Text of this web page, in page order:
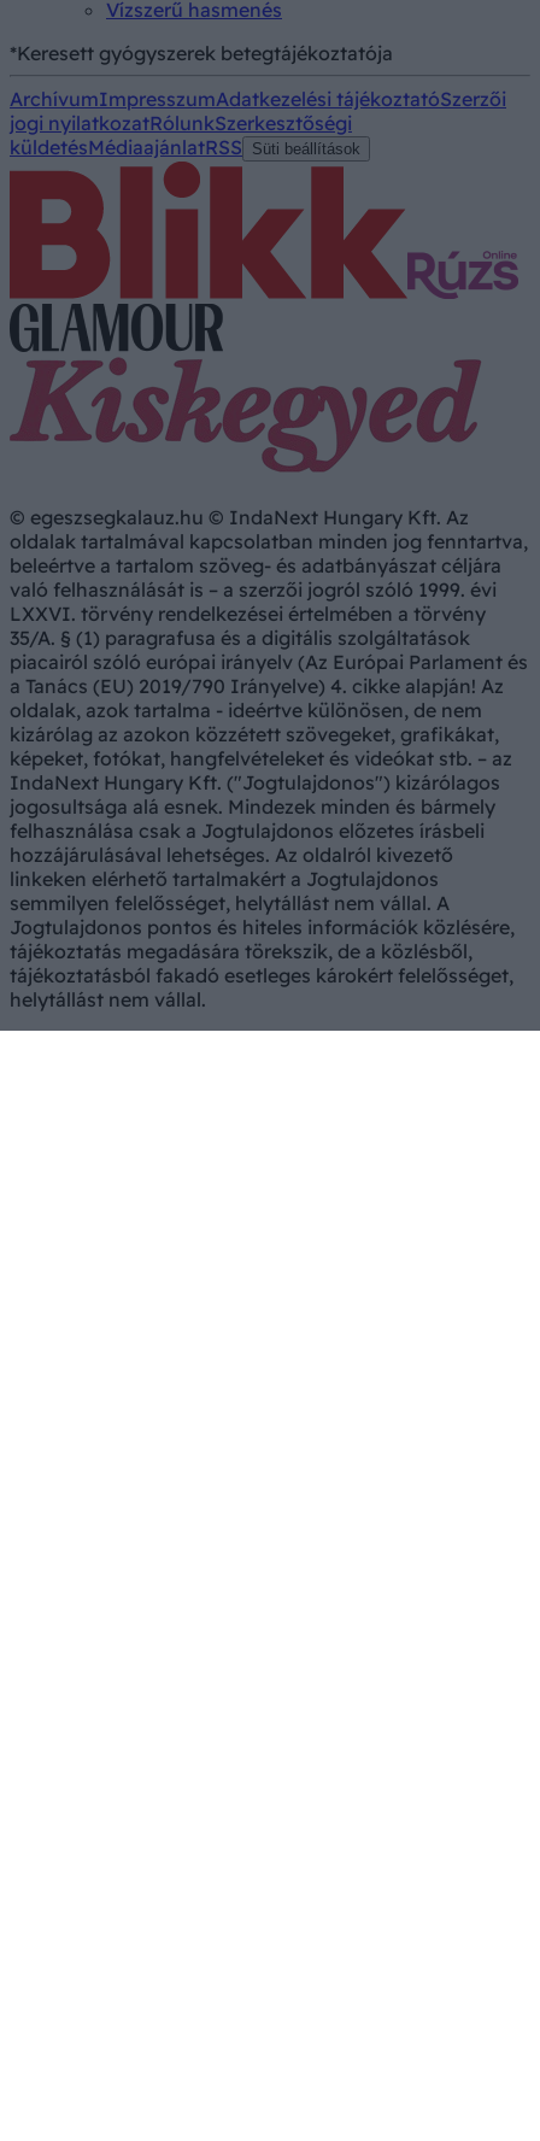
Vízszerű hasmenés
*Keresett gyógyszerek betegtájékoztatója
ArchívumImpresszumAdatkezelési tájékoztatóSzerzői
jogi nyilatkozatRólunkSzerkesztőségi
küldetésMédiaajánlatRSS Süti beállítások
© egeszsegkalauz.hu © IndaNext Hungary Kft. Az
oldalak tartalmával kapcsolatban minden jog fenntartva,
beleértve a tartalom szöveg- és adatbányászat céljára
való felhasználását is – a szerzői jogról szóló 1999. évi
LXXVI. törvény rendelkezései értelmében a törvény
35/A. § (1) paragrafusa és a digitális szolgáltatások
piacairól szóló európai irányelv (Az Európai Parlament és
a Tanács (EU) 2019/790 Irányelve) 4. cikke alapján! Az
oldalak, azok tartalma - ideértve különösen, de nem
kizárólag az azokon közzétett szövegeket, grafikákat,
képeket, fotókat, hangfelvételeket és videókat stb. – az
IndaNext Hungary Kft. ("Jogtulajdonos") kizárólagos
jogosultsága alá esnek. Mindezek minden és bármely
felhasználása csak a Jogtulajdonos előzetes írásbeli
hozzájárulásával lehetséges. Az oldalról kivezető
linkeken elérhető tartalmakért a Jogtulajdonos
semmilyen felelősséget, helytállást nem vállal. A
Jogtulajdonos pontos és hiteles információk közlésére,
tájékoztatás megadására törekszik, de a közlésből,
tájékoztatásból fakadó esetleges károkért felelősséget,
helytállást nem vállal.